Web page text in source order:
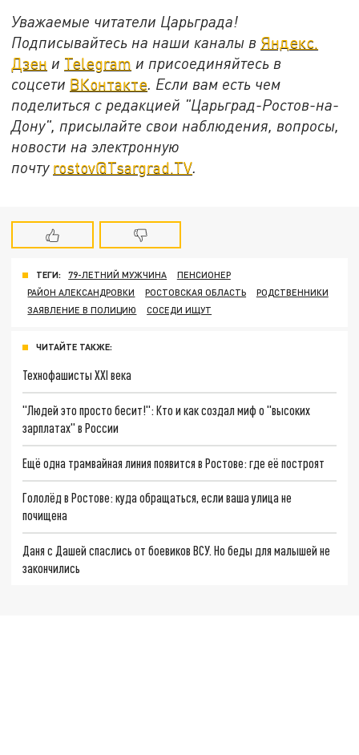
Уважаемые читатели Царьграда!
Подписывайтесь на наши каналы в Яндекс.
Дзен и Telegram и присоединяйтесь в
соцсети ВКонтакте. Если вам есть чем
поделиться с редакцией "Царьград-Ростов-на-
Дону", присылайте свои наблюдения, вопросы,
новости на электронную
почту rostov@Tsargrad.ТV.
ТЕГИ: 79-ЛЕТНИЙ МУЖЧИНА
ПЕНСИОНЕР
РАЙОН АЛЕКСАНДРОВКИ
РОСТОВСКАЯ ОБЛАСТЬ
РОДСТВЕННИКИ
ЗАЯВЛЕНИЕ В ПОЛИЦИЮ
СОСЕДИ ИЩУТ
ЧИТАЙТЕ ТАКЖЕ:
Технофашисты XXI века
"Людей это просто бесит!": Кто и как создал миф о "высоких
зарплатах" в России
Ещё одна трамвайная линия появится в Ростове: где её построят
Гололёд в Ростове: куда обращаться, если ваша улица не
почищена
Даня с Дашей спаслись от боевиков ВСУ. Но беды для малышей не
закончились